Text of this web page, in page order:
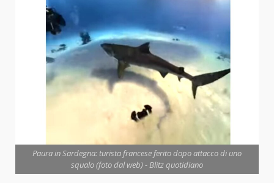
Paura in Sardegna: turista francese ferito dopo attacco di uno
squalo (foto dal web) - Blitz quotidiano